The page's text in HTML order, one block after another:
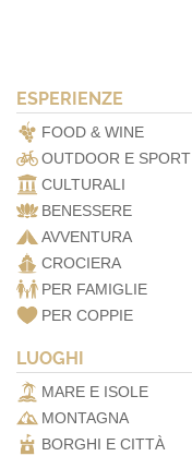
ESPERIENZE
FOOD & WINE
OUTDOOR E SPORT
CULTURALI
BENESSERE
AVVENTURA
CROCIERA
PER FAMIGLIE
PER COPPIE
LUOGHI
MARE E ISOLE
MONTAGNA
BORGHI E CITTÀ